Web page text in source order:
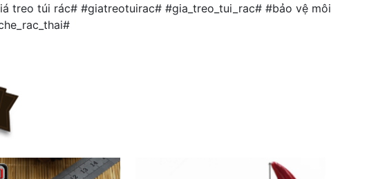
treo túi rác# #giatreotuirac# #gia_treo_tui_rac# #bảo vệ môi